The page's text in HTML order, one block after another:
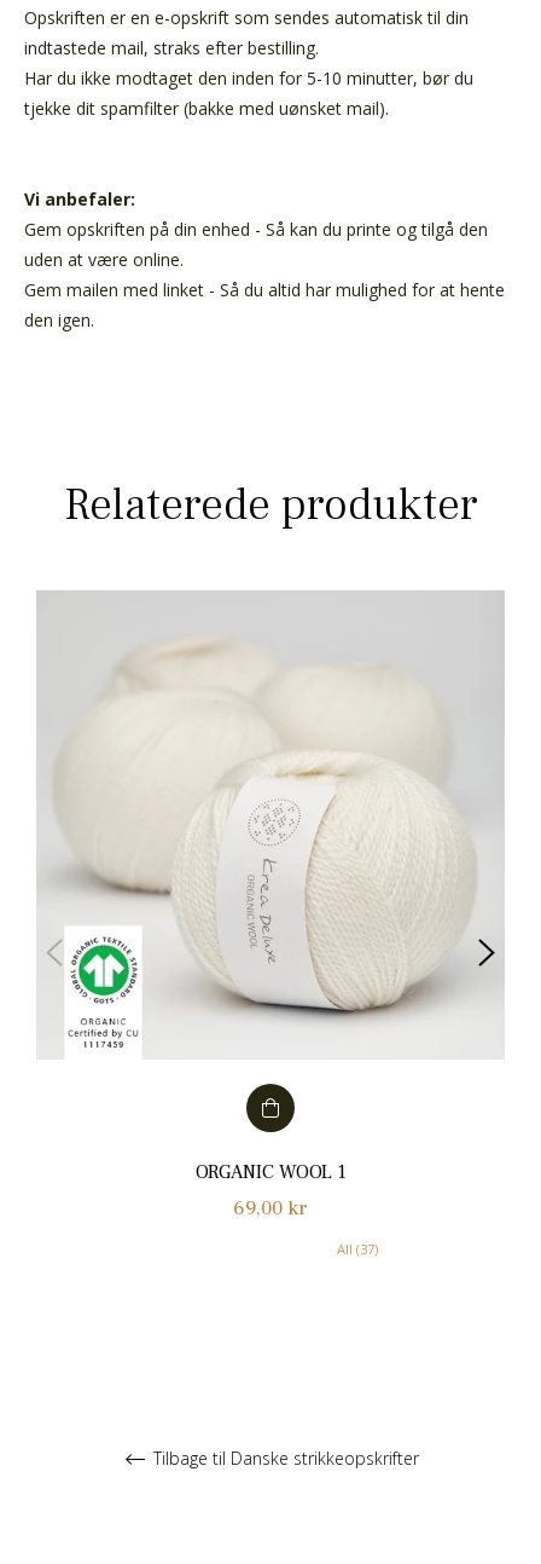
Opskriften er en e-opskrift som sendes automatisk til din
indtastede mail, straks efter bestilling.
Har du ikke modtaget den inden for 5-10 minutter, bør du
tjekke dit spamfilter (bakke med uønsket mail).
Vi anbefaler:
Gem opskriften på din enhed - Så kan du printe og tilgå den
uden at være online.
Gem mailen med linket - Så du altid har mulighed for at hente
den igen.
Relaterede produkter
ORGANIC WOOL 1
Normalpris
69,00 kr
All (37)
Tilbage til Danske strikkeopskrifter